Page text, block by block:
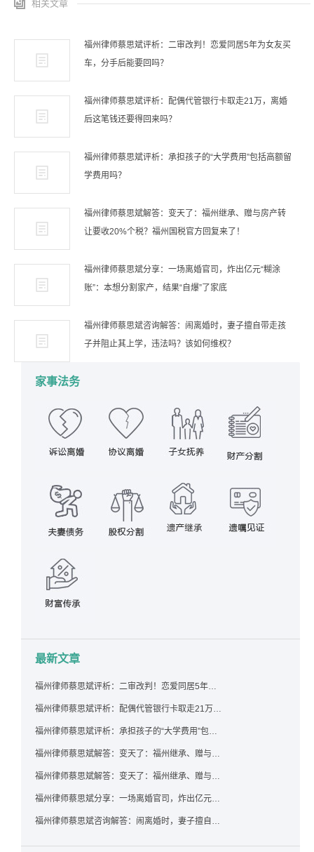
相关文章
福州律师蔡思斌评析：二审改判！恋爱同居5年为女友买
车，分手后能要回吗？
福州律师蔡思斌评析：配偶代管银行卡取走21万，离婚
后这笔钱还要得回来吗？
福州律师蔡思斌评析：承担孩子的“大学费用”包括高额留
学费用吗？
福州律师蔡思斌解答：变天了：福州继承、赠与房产转
让要收20%个税？福州国税官方回复来了！
福州律师蔡思斌分享：一场离婚官司，炸出亿元“糊涂
账”：本想分割家产，结果“自爆”了家底
福州律师蔡思斌咨询解答：闹离婚时，妻子擅自带走孩
子并阻止其上学，违法吗？该如何维权？
家事法务
最新文章
福州律师蔡思斌评析：二审改判！恋爱同居5年为女友买车，分手后能要回吗？
福州律师蔡思斌评析：配偶代管银行卡取走21万，离婚后这笔钱还要得回来吗？
福州律师蔡思斌评析：承担孩子的“大学费用”包括高额留学费用吗？
福州律师蔡思斌解答：变天了：福州继承、赠与房产转让要收20%个税？福州国税官方回复来了！
福州律师蔡思斌解答：变天了：福州继承、赠与房产转让要收20%个税？福州国税官方回答来了！
福州律师蔡思斌分享：一场离婚官司，炸出亿元“糊涂账”：本想分割家产，结果“自爆”了家底
福州律师蔡思斌咨询解答：闹离婚时，妻子擅自带走孩子并阻止其上学，违法吗？该如何维权？